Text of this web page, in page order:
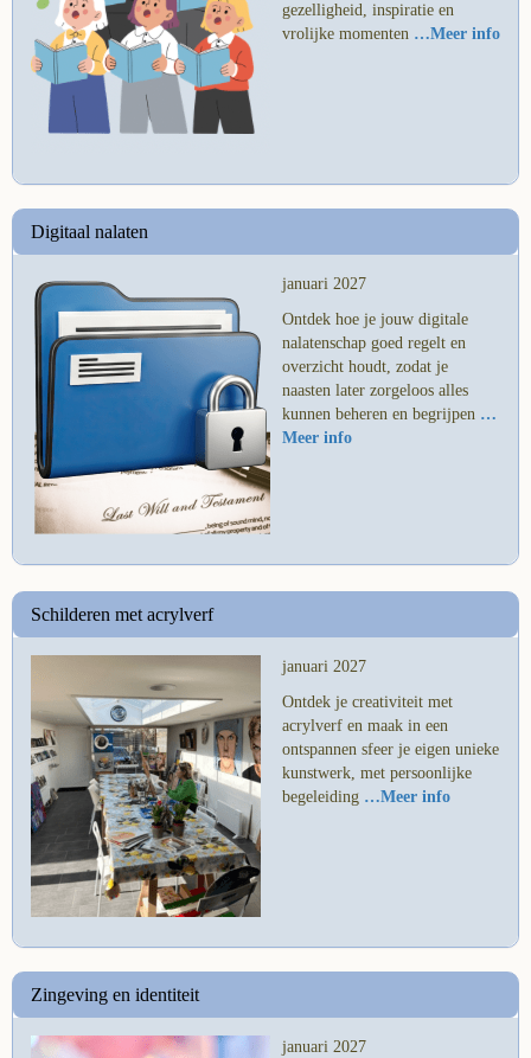
gezelligheid, inspiratie en
vrolijke momenten …Meer info
Digitaal nalaten
januari 2027
Ontdek hoe je jouw digitale
nalatenschap goed regelt en
overzicht houdt, zodat je
naasten later zorgeloos alles
kunnen beheren en begrijpen …
Meer info
Schilderen met acrylverf
januari 2027
Ontdek je creativiteit met
acrylverf en maak in een
ontspannen sfeer je eigen unieke
kunstwerk, met persoonlijke
begeleiding …Meer info
Zingeving en identiteit
januari 2027